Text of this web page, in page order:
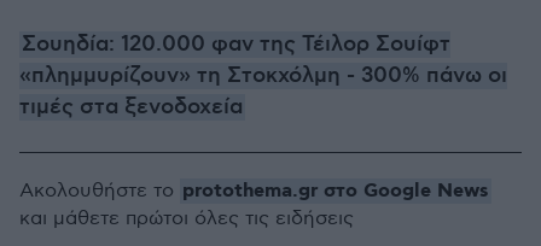
Σουηδία: 120.000 φαν της Τέιλορ Σουίφτ
«πλημμυρίζουν» τη Στοκχόλμη - 300% πάνω οι
τιμές στα ξενοδοχεία
Ακολουθήστε το protothema.gr στο Google News
και μάθετε πρώτοι όλες τις ειδήσεις